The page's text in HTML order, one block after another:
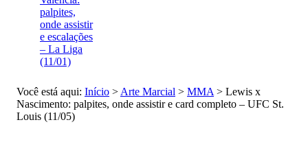
palpites,
onde assistir
e escalações
– La Liga
(11/01)
Você está aqui: Início > Arte Marcial > MMA > Lewis x
Nascimento: palpites, onde assistir e card completo – UFC St.
Louis (11/05)